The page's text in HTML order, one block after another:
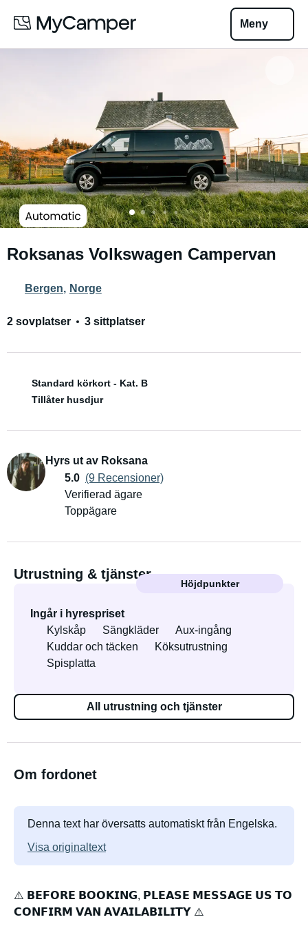
Meny
Roksanas Volkswagen Campervan
Bergen, Norge
2 sovplatser 3 sittplatser
Standard körkort - Kat. B
Tillåter husdjur
Hyrs ut av Roksana
5.0 (9 Recensioner)
Verifierad ägare
Toppägare
Utrustning & tjänster
Höjdpunkter
Ingår i hyrespriset
Kylskåp
Sängkläder
Aux-ingång
Kuddar och täcken
Köksutrustning
Spisplatta
All utrustning och tjänster
Om fordonet
Denna text har översatts automatiskt från Engelska.
Visa originaltext
⚠️ 𝗕𝗘𝗙𝗢𝗥𝗘 𝗕𝗢𝗢𝗞𝗜𝗡𝗚, 𝗣𝗟𝗘𝗔𝗦𝗘 𝗠𝗘𝗦𝗦𝗔𝗚𝗘 𝗨𝗦 𝗧𝗢
𝗖𝗢𝗡𝗙𝗜𝗥𝗠 𝗩𝗔𝗡 𝗔𝗩𝗔𝗜𝗟𝗔𝗕𝗜𝗟𝗜𝗧𝗬 ⚠️